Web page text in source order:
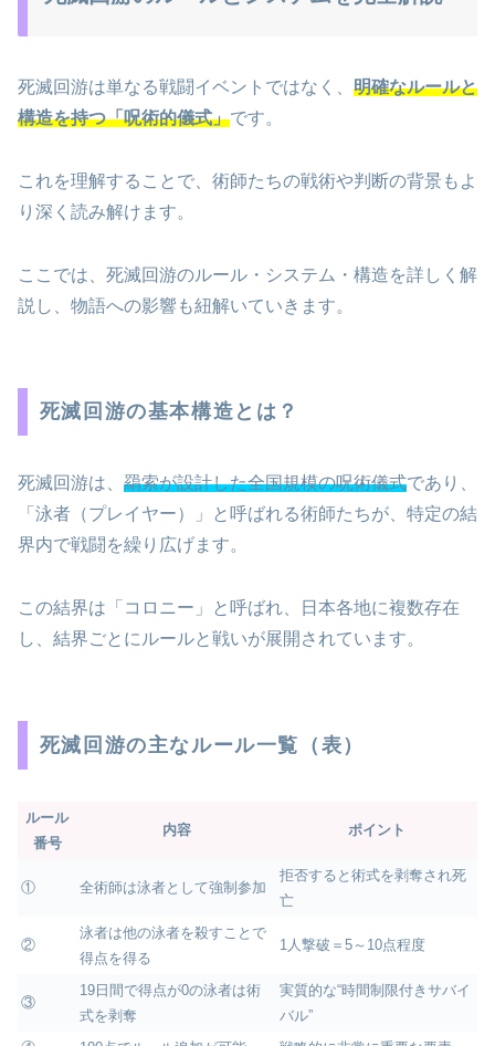
死滅回游は単なる戦闘イベントではなく、 明確なルールと
構造を持つ「呪術的儀式」です。
これを理解することで、術師たちの戦術や判断の背景もよ
り深く読み解けます。
ここでは、死滅回游のルール・システム・構造を詳しく解
説し、物語への影響も紐解いていきます。
死滅回游の基本構造とは？
死滅回游は、 羂索が設計した全国規模の呪術儀式であり、
「泳者（プレイヤー）」と呼ばれる術師たちが、特定の結
界内で戦闘を繰り広げます。
この結界は「コロニー」と呼ばれ、日本各地に複数存在
し、結界ごとにルールと戦いが展開されています。
死滅回游の主なルール一覧（表）
ルール
番号
内容 ポイント
① 全術師は泳者として強制参加
拒否すると術式を剥奪され死
亡
②
泳者は他の泳者を殺すことで
得点を得る
1人撃破＝5～10点程度
③
19日間で得点が0の泳者は術
式を剥奪
実質的な“時間制限付きサバイ
バル”